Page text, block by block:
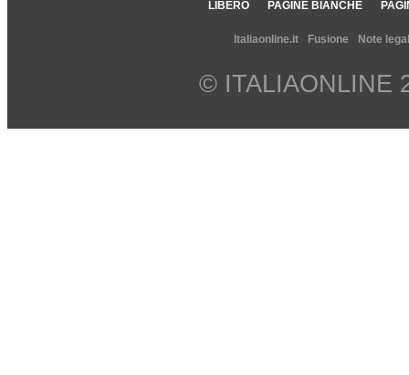
LIBERO PAGINE BIANCHE
Italiaonline.it Fusione Note
© ITALIAONLINE